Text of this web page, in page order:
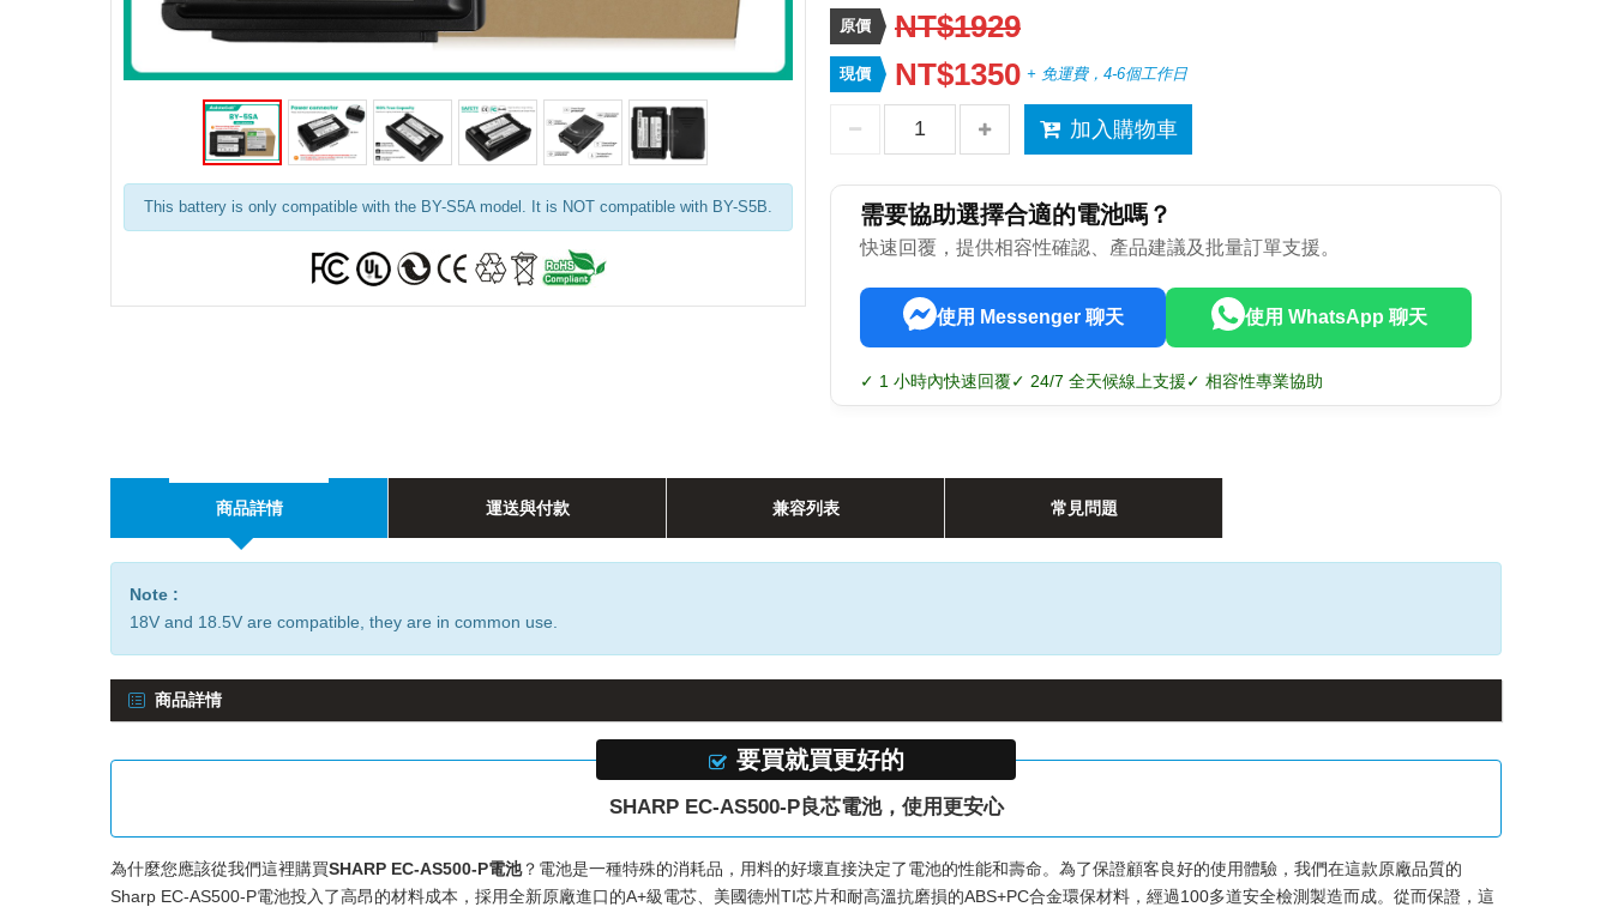
This battery is only compatible with the BY-S5A model. It is NOT compatible with BY-S5B.
原價 NT$1929
現價 NT$1350 + 免運費，4-6個工作日
加入購物車
需要協助選擇合適的電池嗎？
快速回覆，提供相容性確認、產品建議及批量訂單支援。
使用 Messenger 聊天 使用 WhatsApp 聊天
✓ 1 小時內快速回覆✓ 24/7 全天候線上支援✓ 相容性專業協助
商品詳情 運送與付款 兼容列表 常見問題
Note :
18V and 18.5V are compatible, they are in common use.
商品詳情
要買就買更好的
SHARP EC-AS500-P良芯電池，使用更安心
為什麼您應該從我們這裡購買SHARP EC-AS500-P電池？電池是一種特殊的消耗品，用料的好壞直接決定了電池的性能和壽命。為了保證顧客良好的使用體驗，我們在這款原廠品質的
Sharp EC-AS500-P電池投入了高昂的材料成本，採用全新原廠進口的A+級電芯、美國德州TI芯片和耐高溫抗磨損的ABS+PC合金環保材料，經過100多道安全檢測製造而成。從而保證，這